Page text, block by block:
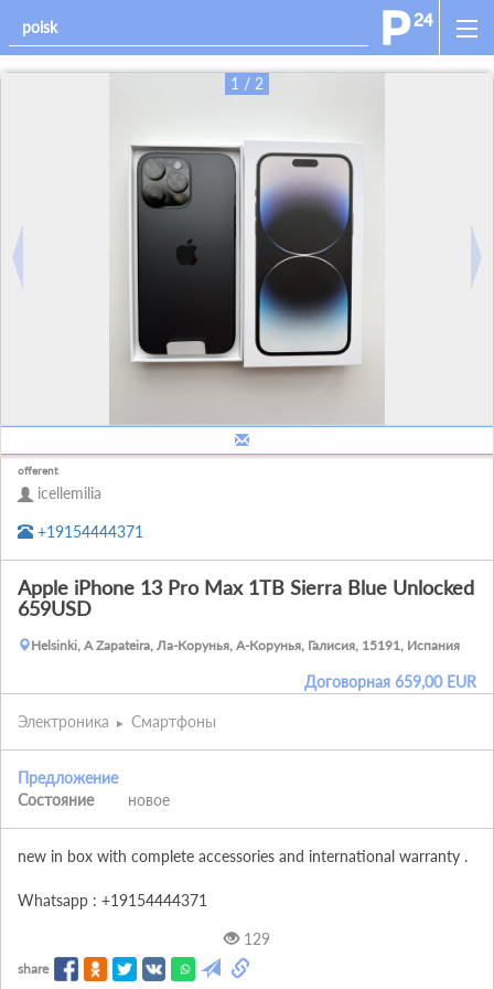
1 / 2
offerent
icellemilia
+19154444371
Apple iPhone 13 Pro Max 1TB Sierra Blue Unlocked
659USD
Helsinki, A Zapateira, Ла-Корунья, А-Корунья, Галисия, 15191, Испания
Договорная 659,00 EUR
Электроника Смартфоны
Предложение
Состояние
новое
new in box with complete accessories and international warranty .
Whatsapp : +19154444371
129
share